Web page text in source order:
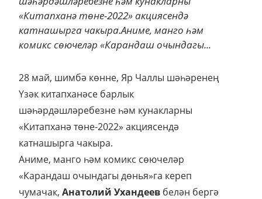
«Китапханә төне-2022» акциясендә
катнашырга чакыра.Аниме, манго һәм
комикс сөючеләр «Карандаш очындагы...
28 май, шимбә көнне, Яр Чаллы шәһәренең
Үзәк китапханәсе барлык
шәһәрдәшләребезне һәм кунакларны
«Китапханә төне-2022» акциясендә
катнашырга чакыра.
Аниме, манго һәм комикс сөючеләр
«Карандаш очындагы дөнья»га кереп
чумачак, Анатолий Ухандеев белән бергә